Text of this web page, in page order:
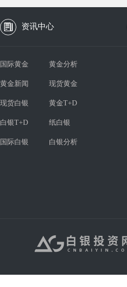
资讯中心
国际黄金 黄金分析
黄金新闻 现货黄金
现货白银 黄金T+D
白银T+D 纸白银
国际白银 白银分析